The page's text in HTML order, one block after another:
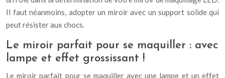
Il faut néanmoins, adopter un miroir avec un support solide qui
peut résister aux chocs.
Le miroir parfait pour se maquiller : avec
lampe et effet grossissant !
Le miroir parfait pour se maquiller avec une lampe et un effet